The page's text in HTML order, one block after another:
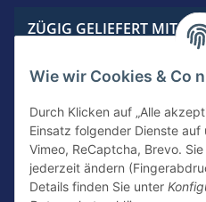
Wie wir Cookies & Co
Durch Klicken auf „Alle
Einsatz folgender Dienste auf
Vimeo, ReCaptcha, Brevo.
jederzeit ändern
Details finden Sie unter
ZÜGIG GELIEFERT MIT
KONTAKTIERE UNS